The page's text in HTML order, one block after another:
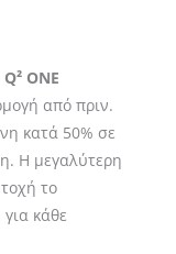
Q² ONE
από πριν.
κατά 50% σε
Η μεγαλύτερη
το
κάθε